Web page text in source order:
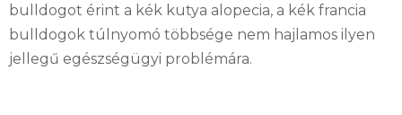
bulldogot érint a kék kutya alopecia, a kék francia
bulldogok túlnyomó többsége nem hajlamos ilyen
jellegű egészségügyi problémára.